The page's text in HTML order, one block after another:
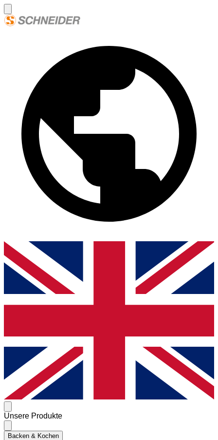
Unsere Produkte
Backen & Kochen